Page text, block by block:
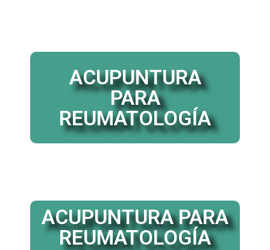
ACUPUNTURA
PARA
REUMATOLOGÍA
ACUPUNTURA PARA
REUMATOLOGÍA